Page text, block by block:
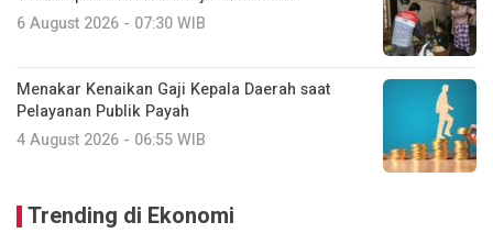
6 August 2026 - 07:30 WIB
Menakar Kenaikan Gaji Kepala Daerah saat
Pelayanan Publik Payah
4 August 2026 - 06:55 WIB
Trending di Ekonomi